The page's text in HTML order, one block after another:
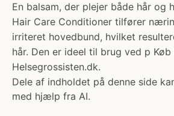
En balsam, der plejer både hår og
Hair Care Conditioner tilfører
irriteret hovedbund, hvilket
hår. Den er ideel til brug ved p Køb
Helsegrossisten.dk.
Dele af indholdet på denne side
med hjælp fra AI.